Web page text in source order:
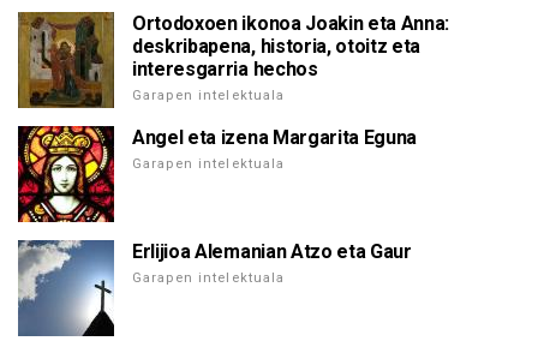
Ortodoxoen ikonoa Joakin eta Anna:
deskribapena, historia, otoitz eta
interesgarria hechos
Garapen intelektuala
Angel eta izena Margarita Eguna
Garapen intelektuala
Erlijioa Alemanian Atzo eta Gaur
Garapen intelektuala